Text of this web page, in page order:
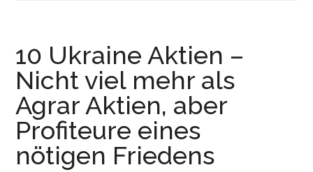
10 Ukraine Aktien –
Nicht viel mehr als
Agrar Aktien, aber
Profiteure eines
nötigen Friedens